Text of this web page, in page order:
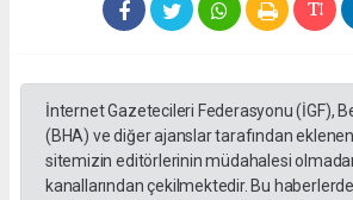
İnternet Gazetecileri Federasyonu (İGF),
(BHA) ve diğer ajanslar tarafından
sitemizin editörlerinin müdahalesi
kanallarından çekilmektedir. Bu